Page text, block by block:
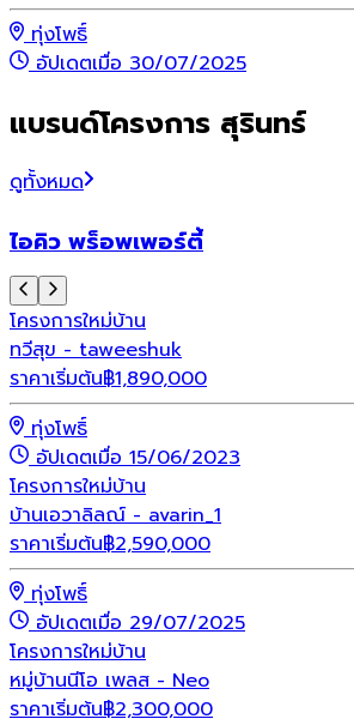
ทุ่งโพธิ์
อัปเดตเมื่อ 30/07/2025
แบรนด์โครงการ สุรินทร์
ดูทั้งหมด
ไอคิว พร็อพเพอร์ตี้
โครงการใหม่บ้าน
ทวีสุข - taweeshuk
ราคาเริ่มต้น฿1,890,000
ทุ่งโพธิ์
อัปเดตเมื่อ 15/06/2023
โครงการใหม่บ้าน
บ้านเอวาลิลณ์ - avarin_1
ราคาเริ่มต้น฿2,590,000
ทุ่งโพธิ์
อัปเดตเมื่อ 29/07/2025
โครงการใหม่บ้าน
หมู่บ้านนีโอ เพลส - Neo
ราคาเริ่มต้น฿2,300,000